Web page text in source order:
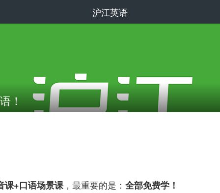
沪江英语
！
课+口语场景课，最重要的是： 全部免费学！